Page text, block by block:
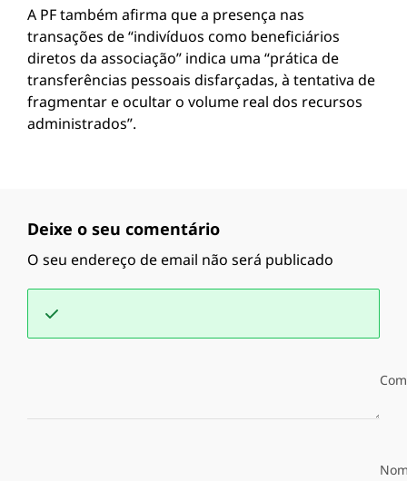
A PF também afirma que a presença nas
transações de “indivíduos como beneficiários
diretos da associação” indica uma “prática de
transferências pessoais disfarçadas, à tentativa de
fragmentar e ocultar o volume real dos recursos
administrados”.
Deixe o seu comentário
O seu endereço de email não será publicado